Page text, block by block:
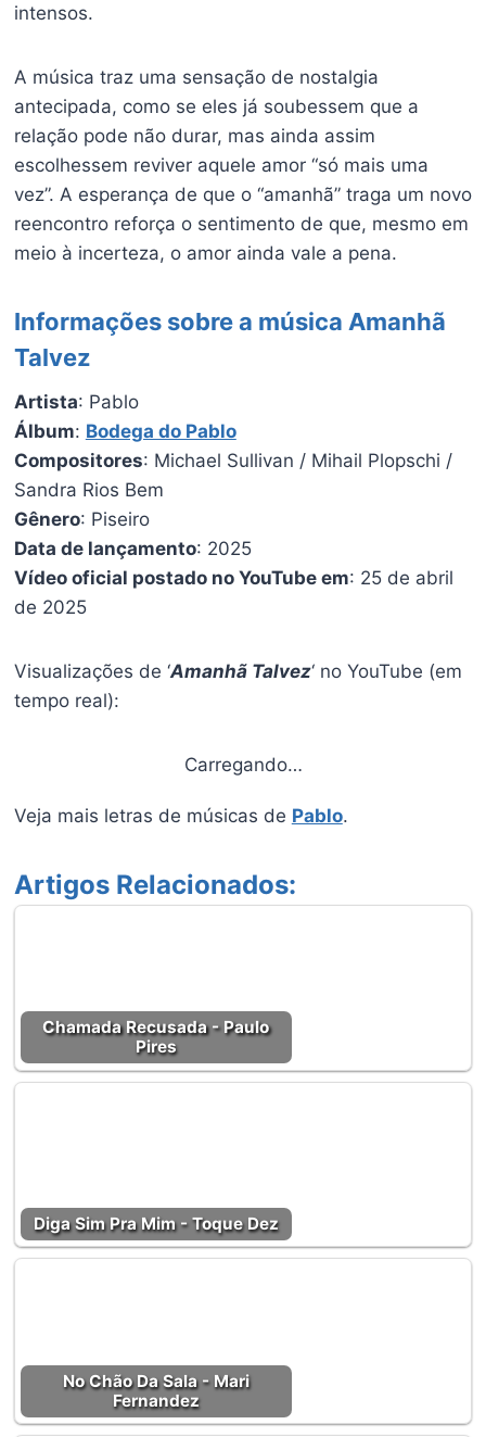
intensos.
A música traz uma sensação de nostalgia
antecipada, como se eles já soubessem que a
relação pode não durar, mas ainda assim
escolhessem reviver aquele amor “só mais uma
vez”. A esperança de que o “amanhã” traga um novo
reencontro reforça o sentimento de que, mesmo em
meio à incerteza, o amor ainda vale a pena.
Informações sobre a música Amanhã
Talvez
Artista: Pablo
Álbum: Bodega do Pablo
Compositores: Michael Sullivan / Mihail Plopschi /
Sandra Rios Bem
Gênero: Piseiro
Data de lançamento: 2025
Vídeo oficial postado no YouTube em: 25 de abril
de 2025
Visualizações de ‘Amanhã Talvez‘ no YouTube (em
tempo real):
Carregando…
Veja mais letras de músicas de Pablo.
Artigos Relacionados:
Chamada Recusada - Paulo
Pires
Diga Sim Pra Mim - Toque Dez
No Chão Da Sala - Mari
Fernandez